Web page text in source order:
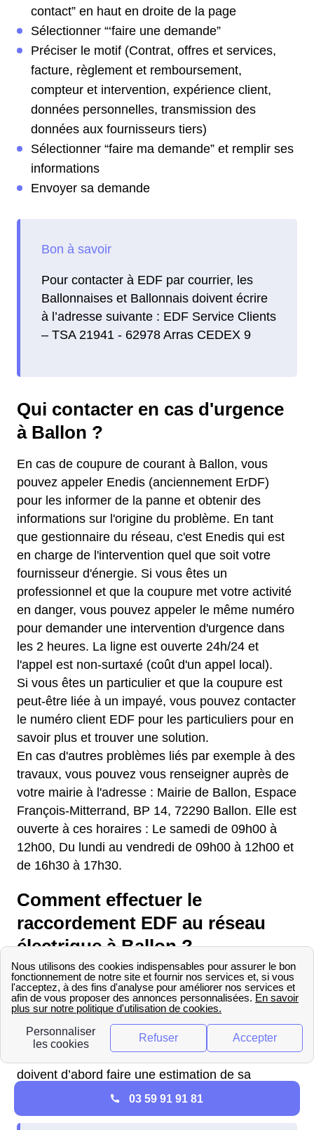
contact” en haut en droite de la page
Sélectionner “‘faire une demande”
Préciser le motif (Contrat, offres et services,
facture, règlement et remboursement,
compteur et intervention, expérience client,
données personnelles, transmission des
données aux fournisseurs tiers)
Sélectionner “faire ma demande” et remplir ses
informations
Envoyer sa demande
Pour contacter à EDF par courrier, les
Ballonnaises et Ballonnais doivent écrire
à l’adresse suivante : EDF Service Clients
– TSA 21941 - 62978 Arras CEDEX 9
Qui contacter en cas d'urgence
à Ballon ?
En cas de coupure de courant à Ballon, vous
pouvez appeler Enedis (anciennement ErDF)
pour les informer de la panne et obtenir des
informations sur l'origine du problème. En tant
que gestionnaire du réseau, c'est Enedis qui est
en charge de l'intervention quel que soit votre
fournisseur d'énergie. Si vous êtes un
professionnel et que la coupure met votre activité
en danger, vous pouvez appeler le même numéro
pour demander une intervention d'urgence dans
les 2 heures. La ligne est ouverte 24h/24 et
l'appel est non-surtaxé (coût d'un appel local).
Si vous êtes un particulier et que la coupure est
peut-être liée à un impayé, vous pouvez contacter
le numéro client EDF pour les particuliers pour en
savoir plus et trouver une solution.
En cas d'autres problèmes liés par exemple à des
travaux, vous pouvez vous renseigner auprès de
votre mairie à l'adresse : Mairie de Ballon, Espace
François-Mitterrand, BP 14, 72290 Ballon. Elle est
ouverte à ces horaires : Le samedi de 09h00 à
12h00, Du lundi au vendredi de 09h00 à 12h00 et
de 16h30 à 17h30.
Comment effectuer le
raccordement EDF au réseau
électrique à Ballon ?
Le montant d'un raccordement
EDF à Ballon
Pour connaître le prix d’un raccordement EDF à
Ballon (72290), les Ballonnaises et Ballonnais
doivent d’abord faire une estimation de sa
03 59 91 91 81